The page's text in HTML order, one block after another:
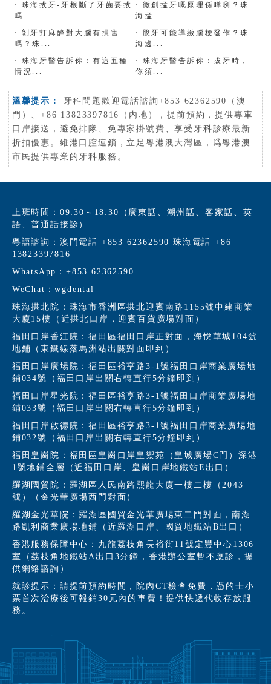
·
珠海拔牙-牙根斷了牙齒要拔
嗎...
·
微創掹牙嘅原理係咩咧？珠
海掹...
·
剝牙打麻醉對大腦有損害
嗎？珠...
·
脫牙可能導緻腦梗發作？珠
海邊...
·
珠海牙醫告訴你：有這五種
情況...
·
珠海牙醫告訴你：拔牙時，
你須...
溫馨提示：
牙科問題歡迎電話諮詢+853 62362590（澳
門）、+86 13823397816（内地），提前預約，提供專車
口岸接送，避免排隊、免專家掛號費、享受牙科診療最新
折扣優惠。維港口腔連鎖，立足粵港澳大灣區，爲粵港澳
市民提供專業的牙科服務。
上班時間：09:30～18:30（廣東話、潮州話、客家話、英
語、普通話接診）
粵語諮詢：澳門電話 +853 62362590 珠海電話 +86
13823397816
WhatsApp：+853 62362590
WeChat：wgdental
珠海拱北院：珠海市香洲區拱北迎賓南路1155號中建商業
大廈15樓（近拱北口岸，迎賓百貨廣場對面）
福田口岸香江院：福田區福田口岸正對面，海悅華城104號
地鋪（東鐵線落馬洲站出關對面即到）
福田口岸廣場院：福田區裕亨路3-1號福田口岸商業廣場地
鋪034號（福田口岸出關右轉直行5分鐘即到）
福田口岸星光院：福田區裕亨路3-1號福田口岸商業廣場地
鋪033號（福田口岸出關右轉直行5分鐘即到）
福田口岸啟德院：福田區裕亨路3-1號福田口岸商業廣場地
鋪032號（福田口岸出關右轉直行5分鐘即到）
福田皇崗院：福田區皇崗口岸皇禦苑（皇城廣場C門）深港
1號地鋪全層（近福田口岸、皇崗口岸地鐵站E出口）
羅湖國貿院：羅湖區人民南路熙龍大廈一樓二樓（2043
號）（金光華廣場西門對面）
羅湖金光華院：羅湖區國貿金光華廣場東二門對面，南湖
路凱利商業廣場地鋪（近羅湖口岸、國貿地鐵站B出口）
香港服務保障中心：九龍荔枝角長裕街11號定豐中心1306
室（荔枝角地鐵站A出口3分鐘，香港辦公室暫不應診，提
供網絡諮詢）
就診提示：請提前預約時間，院內CT檢查免費，憑的士小
票首次治療後可報銷30元內的車費！提供快遞代收存放服
務。